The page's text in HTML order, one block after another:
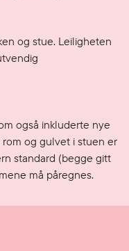
og stue. Leiligheten
også inkluderte nye
og gulvet i stuen er
standard (begge gitt
må påregnes.